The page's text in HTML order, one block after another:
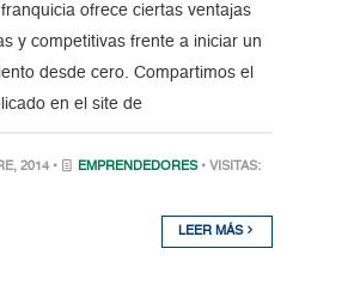
ofrece ciertas ventajas
y competitivas frente a iniciar un
desde cero. Compartimos el
en el site de
2014 • EMPRENDEDORES • VISITAS:
LEER MÁS